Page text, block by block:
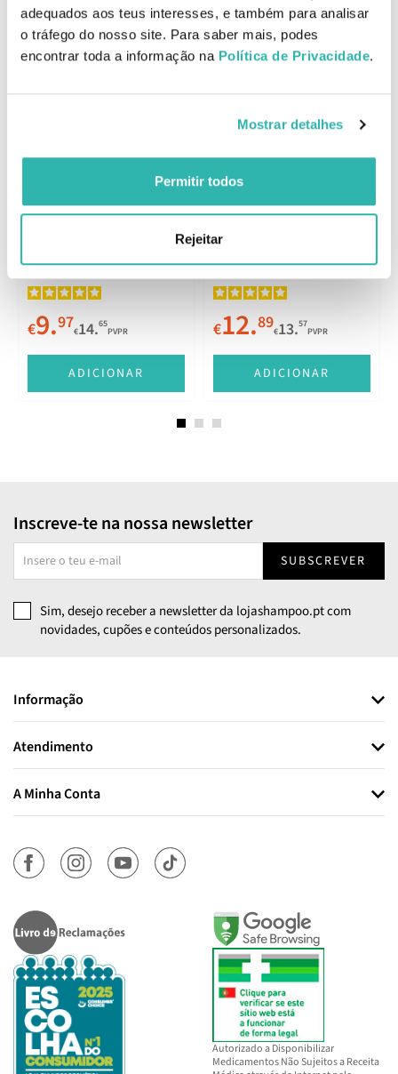
adequados aos teus interesses, e também para analisar
o tráfego do nosso site. Para saber mais, podes
encontrar toda a informação na Política de Privacidade.
Mostrar detalhes
Permitir todos
Rejeitar
Produtos Relacionados
Durex Sensitivo XL 10
€9.97€14.65
PVPR
ADICIONAR
Melhor Preço
Durex Sensitivo Suave 12
Preservativos
€12.89€13.57
PVPR
ADICIONAR
Inscreve-te na nossa newsletter
SUBSCREVER
Sim, desejo receber a newsletter da lojashampoo.pt com
novidades, cupões e conteúdos personalizados.
Informação
Atendimento
A Minha Conta
Autorizado a Disponibilizar
Medicamentos Não Sujeitos a Receita